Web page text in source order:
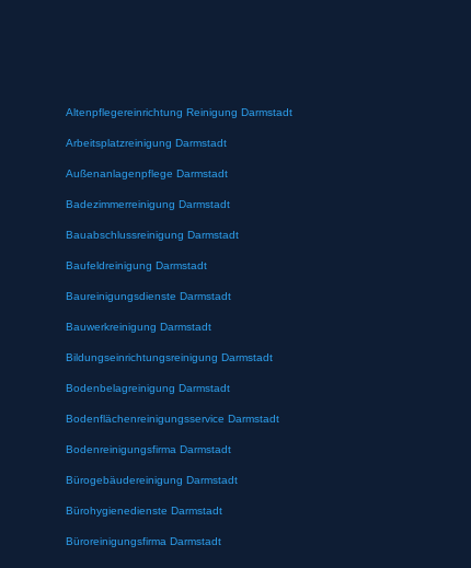
Altenpflegereinrichtung Reinigung Darmstadt
Arbeitsplatzreinigung Darmstadt
Außenanlagenpflege Darmstadt
Badezimmerreinigung Darmstadt
Bauabschlussreinigung Darmstadt
Baufeldreinigung Darmstadt
Baureinigungsdienste Darmstadt
Bauwerkreinigung Darmstadt
Bildungseinrichtungsreinigung Darmstadt
Bodenbelagreinigung Darmstadt
Bodenflächenreinigungsservice Darmstadt
Bodenreinigungsfirma Darmstadt
Bürogebäudereinigung Darmstadt
Bürohygienedienste Darmstadt
Büroreinigungsfirma Darmstadt